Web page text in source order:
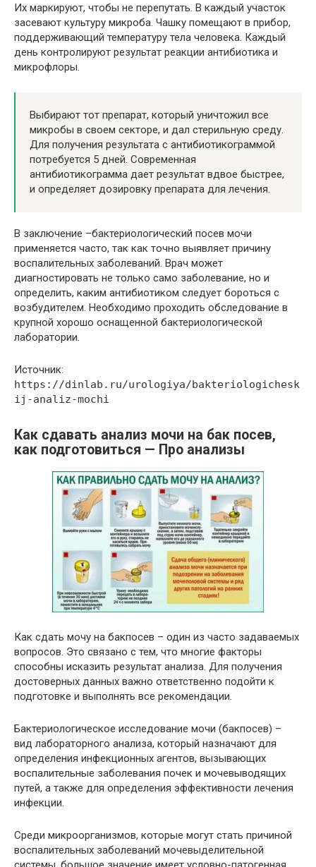
Их маркируют, чтобы не перепутать. В каждый участок
засевают культуру микроба. Чашку помещают в прибор,
поддерживающий температуру тела человека. Каждый
день контролируют результат реакции антибиотика и
микрофлоры.
Выбирают тот препарат, который уничтожил все
микробы в своем секторе, и дал стерильную среду.
Для получения результата с антибиотикограммой
потребуется 5 дней. Современная
антибиотикограмма дает результат вдвое быстрее,
и определяет дозировку препарата для лечения.
В заключение –бактериологический посев мочи
применяется часто, так как точно выявляет причину
воспалительных заболеваний. Врач может
диагностировать не только само заболевание, но и
определить, каким антибиотиком следует бороться с
возбудителем. Необходимо проходить обследование в
крупной хорошо оснащенной бактериологической
лаборатории.
Источник:
https://dinlab.ru/urologiya/bakteriologichesk
ij-analiz-mochi
Как сдавать анализ мочи на бак посев,
как подготовиться — Про анализы
Как сдать мочу на бакпосев – один из часто задаваемых
вопросов. Это связано с тем, что многие факторы
способны исказить результат анализа. Для получения
достоверных данных важно ответственно подойти к
подготовке и выполнять все рекомендации.
Бактериологическое исследование мочи (бакпосев) –
вид лабораторного анализа, который назначают для
определения инфекционных агентов, вызывающих
воспалительные заболевания почек и мочевыводящих
путей, а также для определения эффективности лечения
инфекции.
Среди микроорганизмов, которые могут стать причиной
воспалительных заболеваний мочевыделительной